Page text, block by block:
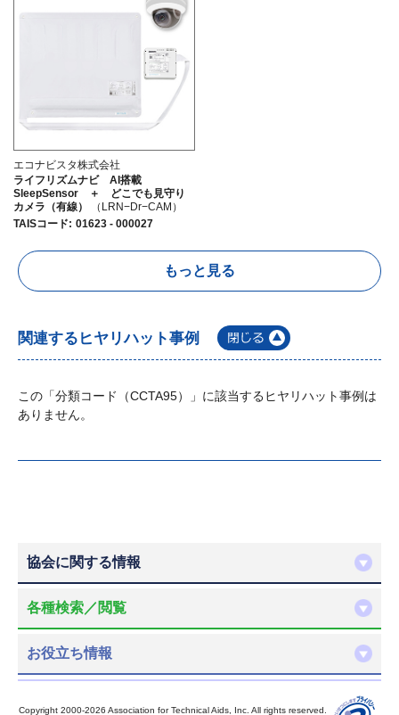
エコナビスタ株式会社
ライフリズムナビ AI搭載
SleepSensor ＋ どこでも見守り
カメラ（有線）
（LRN−Dr−CAM）
TAISコード: 01623 - 000027
もっと見る
関連するヒヤリハット事例
この「分類コード（CCTA95）」に該当するヒヤリハット事例は
ありません。
協会に関する情報
各種検索／閲覧
お役立ち情報
Copyright 2000-2026 Association for Technical Aids, Inc. All rights reserved.